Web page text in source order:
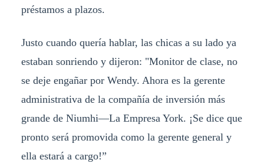
préstamos a plazos.
Justo cuando quería hablar, las chicas a su lado ya
estaban sonriendo y dijeron: "Monitor de clase, no
se deje engañar por Wendy. Ahora es la gerente
administrativa de la compañía de inversión más
grande de Niumhi—La Empresa York. ¡Se dice que
pronto será promovida como la gerente general y
ella estará a cargo!”